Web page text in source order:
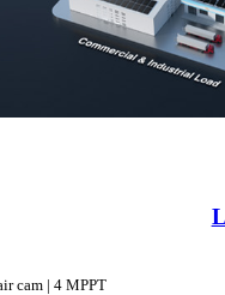
cam | 4 MPPT